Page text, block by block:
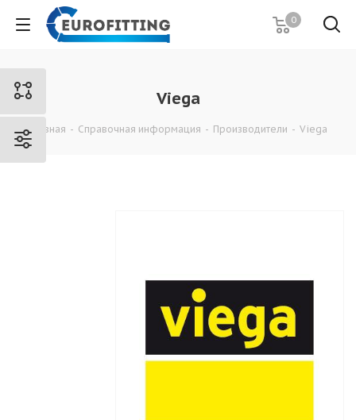
0
Viega
Главная - Справочная информация - Производители - Viega